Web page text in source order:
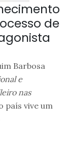
de
Barbosa
e
nas
país vive um